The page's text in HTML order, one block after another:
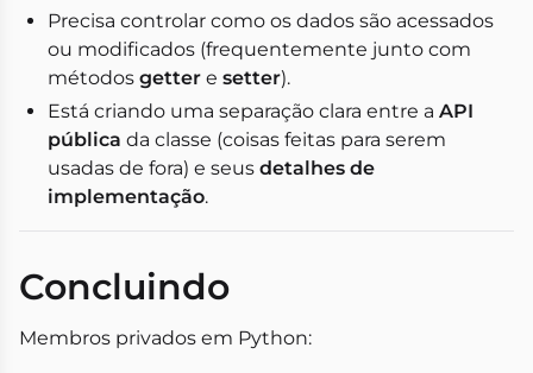
Precisa controlar como os dados são acessados
ou modificados (frequentemente junto com
métodos getter e setter).
Está criando uma separação clara entre a API
pública da classe (coisas feitas para serem
usadas de fora) e seus detalhes de
implementação.
Concluindo
Membros privados em Python: